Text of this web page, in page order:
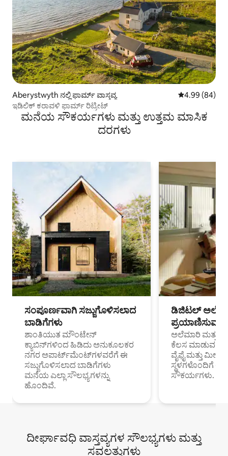
Aberystwyth ನಲ್ಲಿ ಫಾರ್ಮ್ ವಾಸ್ತವ್ಯ 5 ರಲ್ಲಿ 4.99
4.99 (84)
ಇಡಿಲಿಕ್ ಕರಾವಳಿ ಫಾರ್ಮ್ ರಿಟ್ರೀಟ್
ಮನೆಯ ಸೌಕರ್ಯಗಳು ಮತ್ತು ಉತ್ತಮ ಮಾಸಿಕ
ದರಗಳು
ಸಂಪೂರ್ಣವಾಗಿ ಸಜ್ಜುಗೊಳಿಸಲಾದ
ಬಾಡಿಗೆಗಳು
ಶಾಂತಿಯುತ ಮೌಂಟೇನ್
ಕ್ಯಾಬಿನ್‌ಗಳಿಂದ ಹಿಡಿದು ಅನುಕೂಲಕರ
ನಗರ ಅಪಾರ್ಟ್‌ಮೆಂಟ್‌ಗಳವರೆಗೆ ಈ
ಸಜ್ಜುಗೊಳಿಸಲಾದ ಬಾಡಿಗೆಗಳು
ಮನೆಯ ಎಲ್ಲಾ ಸೌಲಭ್ಯಗಳನ್ನು
ಹೊಂದಿವೆ.
ಡಿಜಿಟಲ್
ಪ್ರಯಾಣಿಸುವ
ಅಲೆಮಾರಿ ಮತ್ತು
ಕೆಲಸ ಮಾಡುವ
ವೈಫೈ ಮತ್ತು
ಸ್ಥಳಗಳೊಂದಿಗೆ
ಸೌಕರ್ಯಗಳು.
ದೀರ್ಘಾವಧಿ ವಾಸ್ತವ್ಯಗಳ ಸೌಲಭ್ಯಗಳು ಮತ್ತು
ಸವಲತ್ತುಗಳು